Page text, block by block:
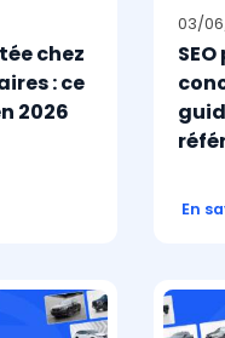
chez
: ce
2026
03/
En